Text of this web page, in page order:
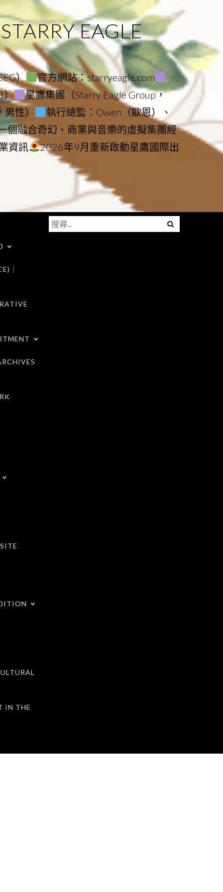
EAGLE
）
官方網站：starryeagle.com
）
星鷹集團（Starry Eagle Group，
性）
執行總監：Owen（歐恩）、
個融合奇幻、商業與音樂的虛擬集團經
資訊
2026年9月重新啟動星鷹國際出
｜
IN THE
Menu
搜
尋